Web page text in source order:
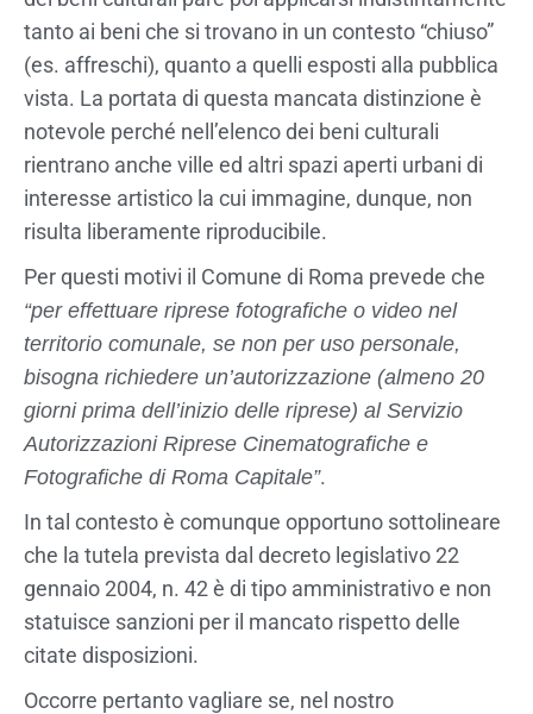
tanto ai beni che si trovano in un contesto “chiuso”
(es. affreschi), quanto a quelli esposti alla pubblica
vista. La portata di questa mancata distinzione è
notevole perché nell’elenco dei beni culturali
rientrano anche ville ed altri spazi aperti urbani di
interesse artistico la cui immagine, dunque, non
risulta liberamente riproducibile.
Per questi motivi il Comune di Roma prevede che
“per effettuare riprese fotografiche o video nel
territorio comunale, se non per uso personale,
bisogna richiedere un’autorizzazione (almeno 20
giorni prima dell’inizio delle riprese) al Servizio
Autorizzazioni Riprese Cinematografiche e
Fotografiche di Roma Capitale”.
In tal contesto è comunque opportuno sottolineare
che la tutela prevista dal decreto legislativo 22
gennaio 2004, n. 42 è di tipo amministrativo e non
statuisce sanzioni per il mancato rispetto delle
citate disposizioni.
Occorre pertanto vagliare se, nel nostro